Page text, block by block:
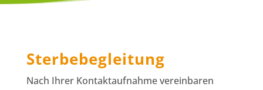
Sterbebegleitung
Nach Ihrer Kontaktaufnahme vereinbaren